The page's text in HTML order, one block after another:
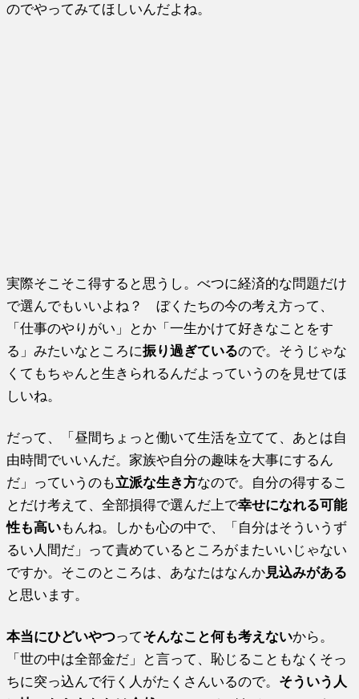
のでやってみてほしいんだよね。
実際そこそこ得すると思うし。べつに経済的な問題だけ
で選んでもいいよね？ ぼくたちの今の考え方って、
「仕事のやりがい」とか「一生かけて好きなことをす
る」みたいなところに振り過ぎているので。そうじゃな
くてもちゃんと生きられるんだよっていうのを見せてほ
しいね。
だって、「昼間ちょっと働いて生活を立てて、あとは自
由時間でいいんだ。家族や自分の趣味を大事にするん
だ」っていうのも立派な生き方なので。自分の得するこ
とだけ考えて、全部損得で選んだ上で幸せになれる可能
性も高いもんね。しかも心の中で、「自分はそういうず
るい人間だ」って責めているところがまたいいじゃない
ですか。そこのところは、あなたはなんか見込みがある
と思います。
本当にひどいやつってそんなこと何も考えないから。
「世の中は全部金だ」と言って、恥じることもなくそっ
ちに突っ込んで行く人がたくさんいるので。 そういう人